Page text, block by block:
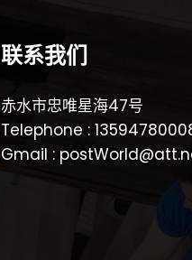
联系我们
赤水市忠唯星海47号
Telephone :
Gmail :